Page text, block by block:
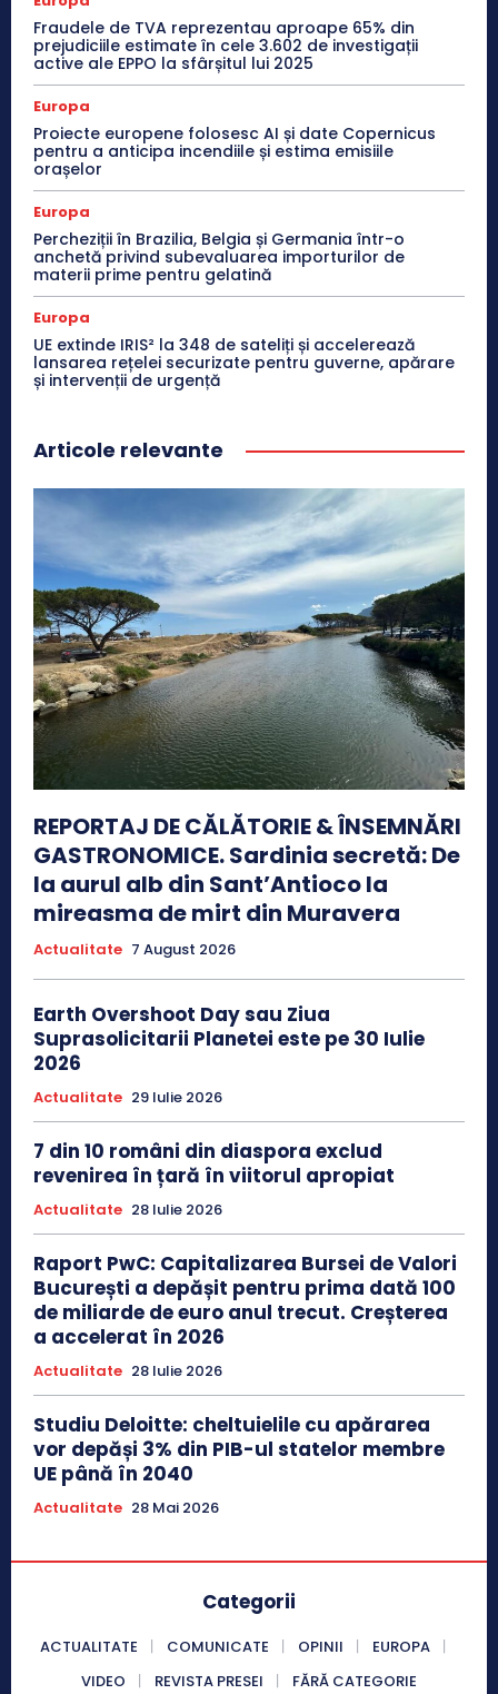
Fraudele de TVA reprezentau aproape 65% din
prejudiciile estimate în cele 3.602 de investigații
active ale EPPO la sfârșitul lui 2025
Europa
Proiecte europene folosesc AI și date Copernicus
pentru a anticipa incendiile și estima emisiile
orașelor
Europa
Percheziții în Brazilia, Belgia și Germania într-o
anchetă privind subevaluarea importurilor de
materii prime pentru gelatină
Europa
UE extinde IRIS² la 348 de sateliți și accelerează
lansarea rețelei securizate pentru guverne, apărare
și intervenții de urgență
Articole relevante
REPORTAJ DE CĂLĂTORIE & ÎNSEMNĂRI
GASTRONOMICE. Sardinia secretă: De
la aurul alb din Sant’Antioco la
mireasma de mirt din Muravera
Actualitate 7 August 2026
Earth Overshoot Day sau Ziua
Suprasolicitarii Planetei este pe 30 Iulie
2026
Actualitate 29 Iulie 2026
7 din 10 români din diaspora exclud
revenirea în țară în viitorul apropiat
Actualitate 28 Iulie 2026
Raport PwC: Capitalizarea Bursei de Valori
București a depășit pentru prima dată 100
de miliarde de euro anul trecut. Creșterea
a accelerat în 2026
Actualitate 28 Iulie 2026
Studiu Deloitte: cheltuielile cu apărarea
vor depăși 3% din PIB-ul statelor membre
UE până în 2040
Actualitate 28 Mai 2026
Categorii
ACTUALITATE COMUNICATE OPINII
EUROPA
VIDEO
REVISTA PRESEI FĂRĂ CATEGORIE